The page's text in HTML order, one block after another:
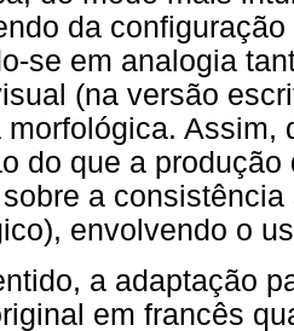
da
se em analogia
(na versão
morfológica. Assim,
do que a
a
envolvendo o
a adaptação
em francês